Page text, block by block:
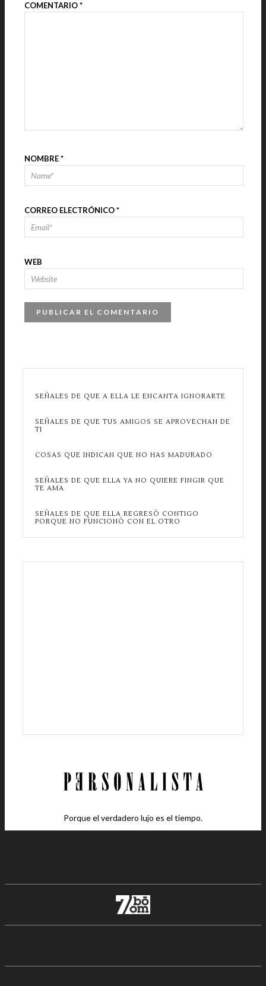
COMENTARIO*
NOMBRE*
CORREO ELECTRÓNICO*
WEB
SEÑALES DE QUE A ELLA LE ENCANTA IGNORARTE
SEÑALES DE QUE TUS AMIGOS SE APROVECHAN DE
TI
COSAS QUE INDICAN QUE NO HAS MADURADO
SEÑALES DE QUE ELLA YA NO QUIERE FINGIR QUE
TE AMA
SEÑALES DE QUE ELLA REGRESÓ CONTIGO
PORQUE NO FUNCIONÓ CON EL OTRO
Porque el verdadero lujo es el tiempo.